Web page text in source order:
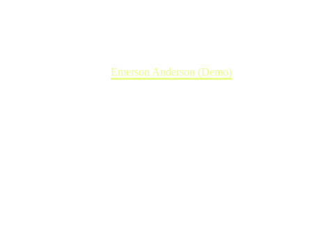
Emerson Anderson (Demo)